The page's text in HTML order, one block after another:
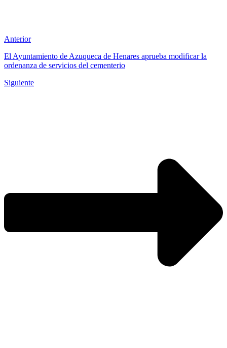
Anterior
El Ayuntamiento de Azuqueca de Henares aprueba modificar la
ordenanza de servicios del cementerio
Siguiente